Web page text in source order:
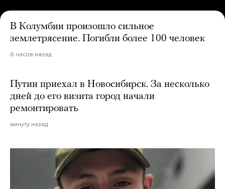
В Колумбии произошло сильное
землетрясение. Погибли более 100 человек
6 часов назад
Путин приехал в Новосибирск. За несколько
дней до его визита город начали
ремонтировать
минуту назад